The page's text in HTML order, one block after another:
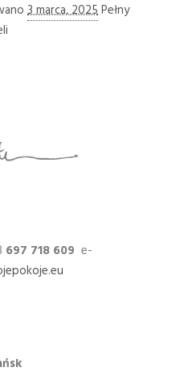
3 marca, 2025Pełny
697 718 609 e-